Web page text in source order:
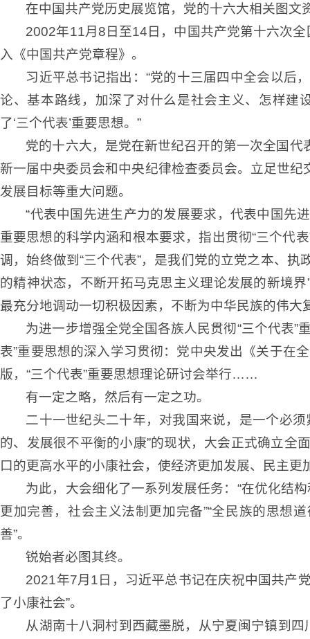
在中国共产党历史展览馆，党的十六大相关图
2002年11月8日至14日，中国共产党第十六次
入《中国共产党章程》。
习近平总书记指出：“党的十三届四中全会以后
论、基本路线，加深了对什么是社会主义、怎样建
了‘三个代表’重要思想。”
党的十六大，是党在新世纪召开的第一次全国
新一届中央委员会和中央纪律检查委员会。立足世
发展目标等重大问题。
“代表中国先进生产力的发展要求，代表中国先
重要思想的科学内涵和根本要求，指出贯彻“三个代
调，始终做到“三个代表”，是我们党的立党之本、
的精神状态，不断开拓马克思主义理论发展的新境
最充分地调动一切积极因素，不断为中华民族的伟大
为进一步增强全党全国各族人民贯彻“三个代表
表”重要思想的深入学习贯彻：党中央发出《关于在
版，“三个代表”重要思想理论研讨会举行……
有一定之略，然后有一定之功。
二十一世纪头二十年，对我国来说，是一个必
的、发展很不平衡的小康”的现状，大会正式确立全
口的更高水平的小康社会，使经济更加发展、民主
为此，大会细化了一系列发展任务：“在优化结
更加完善，社会主义法制更加完备”“全民族的思想
善”。
锐始者必图其终。
2021年7月1日，习近平总书记在庆祝中国共产
了小康社会”。
从湖南十八洞村到西藏墨脱，从宁夏闽宁镇到